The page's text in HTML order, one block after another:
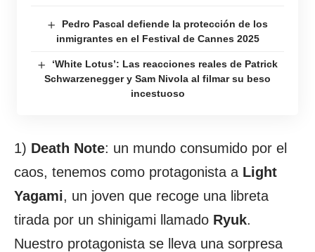
Pedro Pascal defiende la protección de los
inmigrantes en el Festival de Cannes 2025
‘White Lotus’: Las reacciones reales de Patrick
Schwarzenegger y Sam Nivola al filmar su beso
incestuoso
1) Death Note: un mundo consumido por el
caos, tenemos como protagonista a Light
Yagami, un joven que recoge una libreta
tirada por un shinigami llamado Ryuk.
Nuestro protagonista se lleva una sorpresa